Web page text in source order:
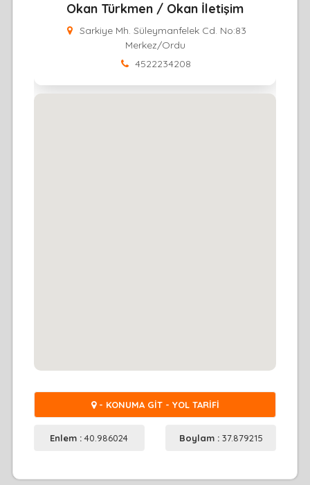
Okan Türkmen / Okan İletişim
Sarkiye Mh. Süleymanfelek Cd. No:83
Merkez/Ordu
4522234208
- KONUMA GİT - YOL TARİFİ
Enlem :40.986024 Boylam : 37.879215